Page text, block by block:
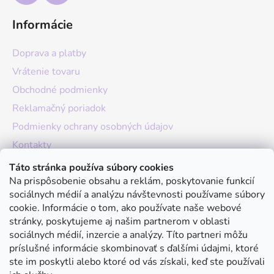
Táto stránka používa súbory cookies
Na prispôsobenie obsahu a reklám, poskytovanie funkcií
sociálnych médií a analýzu návštevnosti používame súbory
cookie. Informácie o tom, ako používate naše webové
stránky, poskytujeme aj našim partnerom v oblasti
sociálnych médií, inzercie a analýzy. Títo partneri môžu
príslušné informácie skombinovať s ďalšími údajmi, ktoré
ste im poskytli alebo ktoré od vás získali, keď ste používali
Informácie
Doprava a platby
Vrátenie tovaru
Obchodné podmienky
Reklamačný poriadok
Podmienky ochrany osobných údajov
Kontakty
O nás
Hodnotenie obchodu
Moja objednávka
Instagram